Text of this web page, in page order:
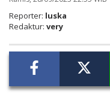
Reporter: luska
Redaktur: very